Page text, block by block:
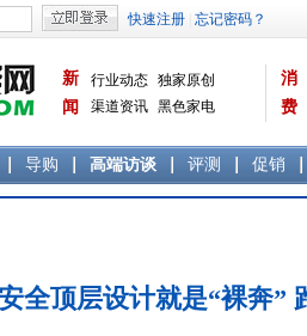
新
闻
行业动态 独家原创
渠道资讯 黑色家电
消
费
导购 高端访谈 评测 促销
全顶层设计就是“裸奔”